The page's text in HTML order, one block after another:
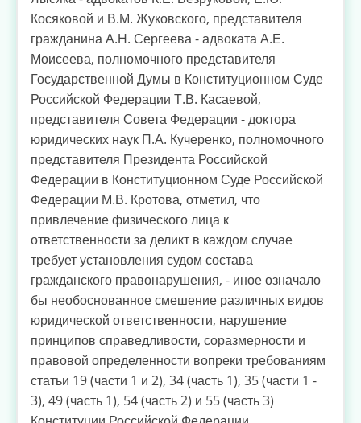
Косяковой и В.М. Жуковского, представителя
гражданина А.Н. Сергеева - адвоката А.Е.
Моисеева, полномочного представителя
Государственной Думы в Конституционном Суде
Российской Федерации Т.В. Касаевой,
представителя Совета Федерации - доктора
юридических наук П.А. Кучеренко, полномочного
представителя Президента Российской
Федерации в Конституционном Суде Российской
Федерации М.В. Кротова, отметил, что
привлечение физического лица к
ответственности за деликт в каждом случае
требует установления судом состава
гражданского правонарушения, - иное означало
бы необоснованное смешение различных видов
юридической ответственности, нарушение
принципов справедливости, соразмерности и
правовой определенности вопреки требованиям
статьи 19 (части 1 и 2), 34 (часть 1), 35 (части 1 -
3), 49 (часть 1), 54 (часть 2) и 55 (часть 3)